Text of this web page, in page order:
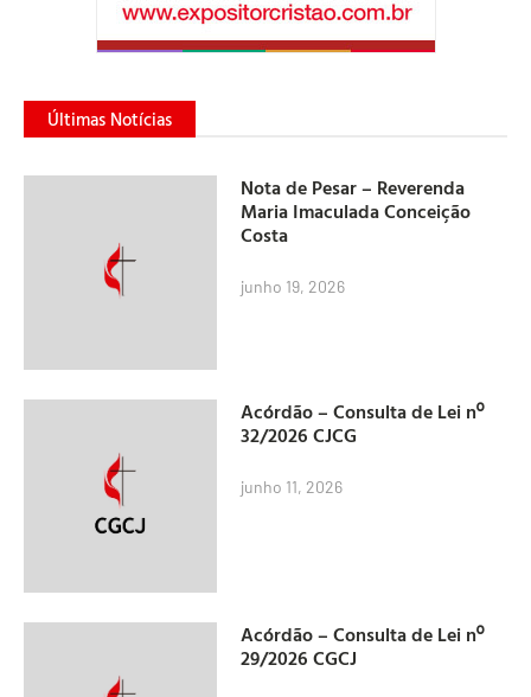
Últimas Notícias
Nota de Pesar – Reverenda
Maria Imaculada Conceição
Costa
junho 19, 2026
Acórdão – Consulta de Lei nº
32/2026 CJCG
junho 11, 2026
Acórdão – Consulta de Lei nº
29/2026 CGCJ